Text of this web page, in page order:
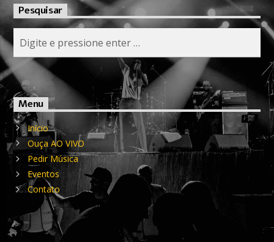
Pesquisar
Menu
Início
Ouça AO VIVO
Pedir Música
Eventos
Contato